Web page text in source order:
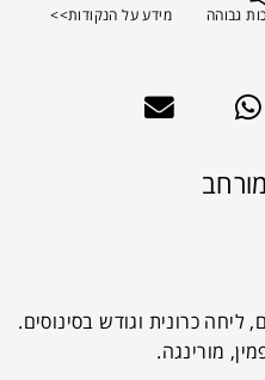
גבוהה מידע על הנקודות>>
ליחה כרונית וגודש בסינוסים.
מורינגה.